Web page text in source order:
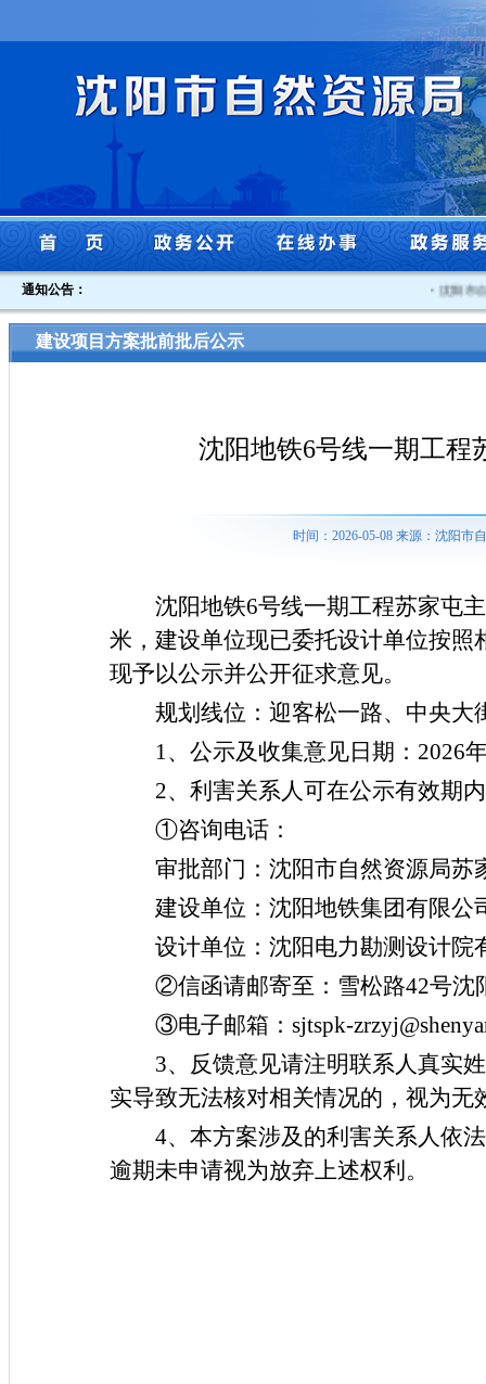
通知公告： 沈阳市
建设项目方案批前批后公示
沈阳地铁6号线一期工程
时间：2026-05-08 来源：沈阳市
沈阳地铁6号线一期工程苏家屯
米，建设单位现已委托设计单位按
现予以公示并公开征求意见。
规划线位 ：迎客松一路、中央
1、公示及收集意见日期：2026
2、利害关系人可在公示有效期
①咨询电话：
审批部门：沈阳市自然资源局苏
建设单位：沈阳地铁集团有限公
设计单位：沈阳电力勘测设计院
②信函请邮寄至：雪松路42号沈
③电子邮箱：sjtspk-
3、反馈意见请注明联系人真实
实导致无法核对相关情况的，视为无
4、本方案涉及的利害关系人依
逾期未申请视为放弃上述权利。